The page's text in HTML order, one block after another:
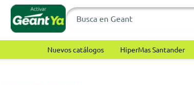
Nuevos catálogos HiperMas Santander